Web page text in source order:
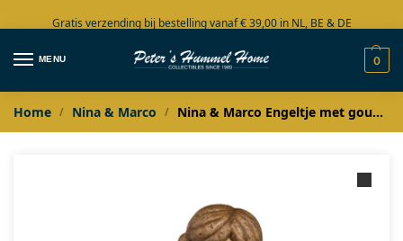
Gratis verzending bij bestelling vanaf € 39,00 in NL, BE & DE
Grote collectie in voorraad
MENU 0
Home / Nina & Marco / Nina & Marco Engeltje met gouden hartje